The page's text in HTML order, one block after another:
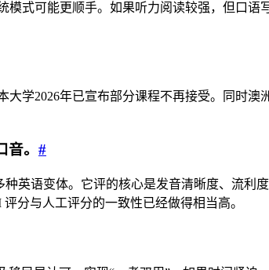
式可能更顺手。如果听力阅读较强，但口
学2026年已宣布部分课程不再接受。同时
。 #
英语变体。它评的核心是发音清晰度、流
分与人工评分的一致性已经做得相当高。